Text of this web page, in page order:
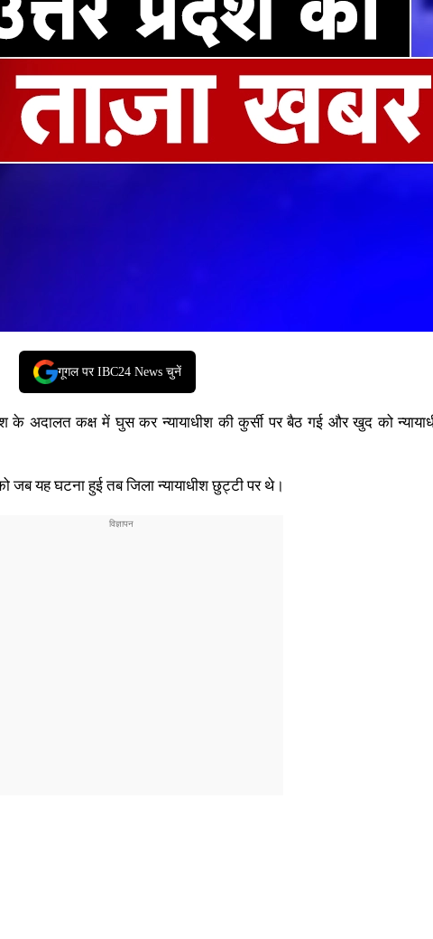
गूगल पर IBC24 News चुनें
के अदालत कक्ष में घुस कर न्यायाधीश की कुर्सी पर बैठ गई और खुद को
जब यह घटना हुई तब जिला न्यायाधीश छुट्टी पर थे।